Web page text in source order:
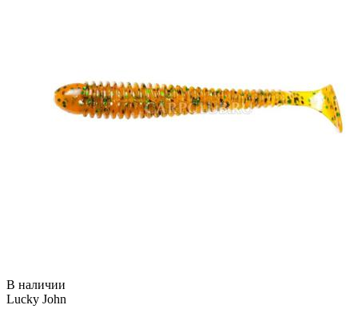
В наличии
Lucky John